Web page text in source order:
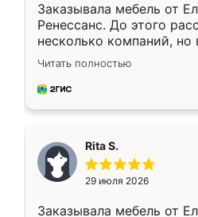
Заказывала мебель от
Ренессанс. До этого
несколько компаний, но
эту. Сначала обговорили
приехал замерщик, всё
и снял размеры.
каких-либо доработок.
довольна, все выглядит
Читать полностью
Rita S.
29 июля 2026
Заказывала мебель от